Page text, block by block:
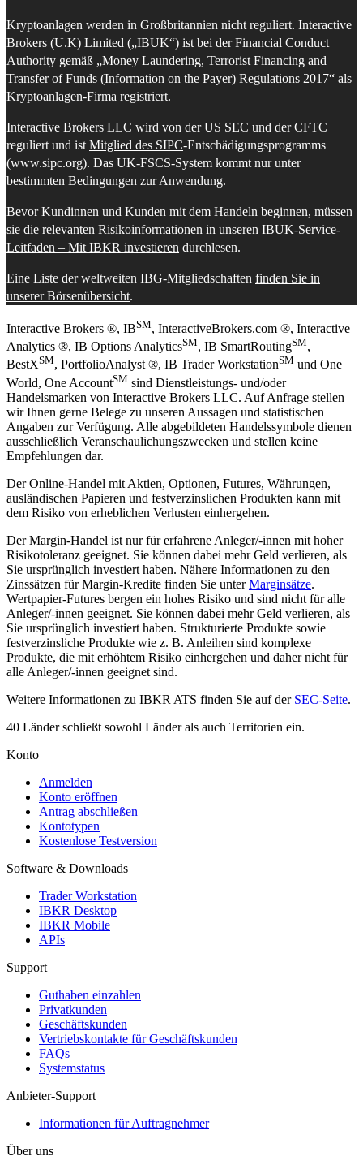
Kryptoanlagen werden in Großbritannien nicht reguliert. Interactive
Brokers (U.K) Limited („IBUK“) ist bei der Financial Conduct
Authority gemäß „Money Laundering, Terrorist Financing and
Transfer of Funds (Information on the Payer) Regulations 2017“ als
Kryptoanlagen-Firma registriert.
Interactive Brokers LLC wird von der US SEC und der CFTC
reguliert und ist Mitglied des SIPC-Entschädigungsprogramms
(www.sipc.org). Das UK-FSCS-System kommt nur unter
bestimmten Bedingungen zur Anwendung.
Bevor Kundinnen und Kunden mit dem Handeln beginnen, müssen
sie die relevanten Risikoinformationen in unseren IBUK-Service-
Leitfaden – Mit IBKR investieren durchlesen.
Eine Liste der weltweiten IBG-Mitgliedschaften finden Sie in
unserer Börsenübersicht.
Interactive Brokers ®, IBSM, InteractiveBrokers.com ®, Interactive
Analytics ®, IB Options AnalyticsSM, IB SmartRoutingSM,
BestXSM, PortfolioAnalyst ®, IB Trader WorkstationSM und One
World, One AccountSM sind Dienstleistungs- und/oder
Handelsmarken von Interactive Brokers LLC. Auf Anfrage stellen
wir Ihnen gerne Belege zu unseren Aussagen und statistischen
Angaben zur Verfügung. Alle abgebildeten Handelssymbole dienen
ausschließlich Veranschaulichungszwecken und stellen keine
Empfehlungen dar.
Der Online-Handel mit Aktien, Optionen, Futures, Währungen,
ausländischen Papieren und festverzinslichen Produkten kann mit
dem Risiko von erheblichen Verlusten einhergehen.
Der Margin-Handel ist nur für erfahrene Anleger/-innen mit hoher
Risikotoleranz geeignet. Sie können dabei mehr Geld verlieren, als
Sie ursprünglich investiert haben. Nähere Informationen zu den
Zinssätzen für Margin-Kredite finden Sie unterMarginsätze.
Wertpapier-Futures bergen ein hohes Risiko und sind nicht für alle
Anleger/-innen geeignet. Sie können dabei mehr Geld verlieren, als
Sie ursprünglich investiert haben. Strukturierte Produkte sowie
festverzinsliche Produkte wie z. B. Anleihen sind komplexe
Produkte, die mit erhöhtem Risiko einhergehen und daher nicht für
alle Anleger/-innen geeignet sind.
Weitere Informationen zu IBKR ATS finden Sie auf der SEC-Seite.
40 Länder schließt sowohl Länder als auch Territorien ein.
Konto
Anmelden
Konto eröffnen
Antrag abschließen
Kontotypen
Kostenlose Testversion
Software & Downloads
Trader Workstation
IBKR Desktop
IBKR Mobile
APIs
Support
Guthaben einzahlen
Privatkunden
Geschäftskunden
Vertriebskontakte für Geschäftskunden
FAQs
Systemstatus
Anbieter-Support
Informationen für Auftragnehmer
Über uns